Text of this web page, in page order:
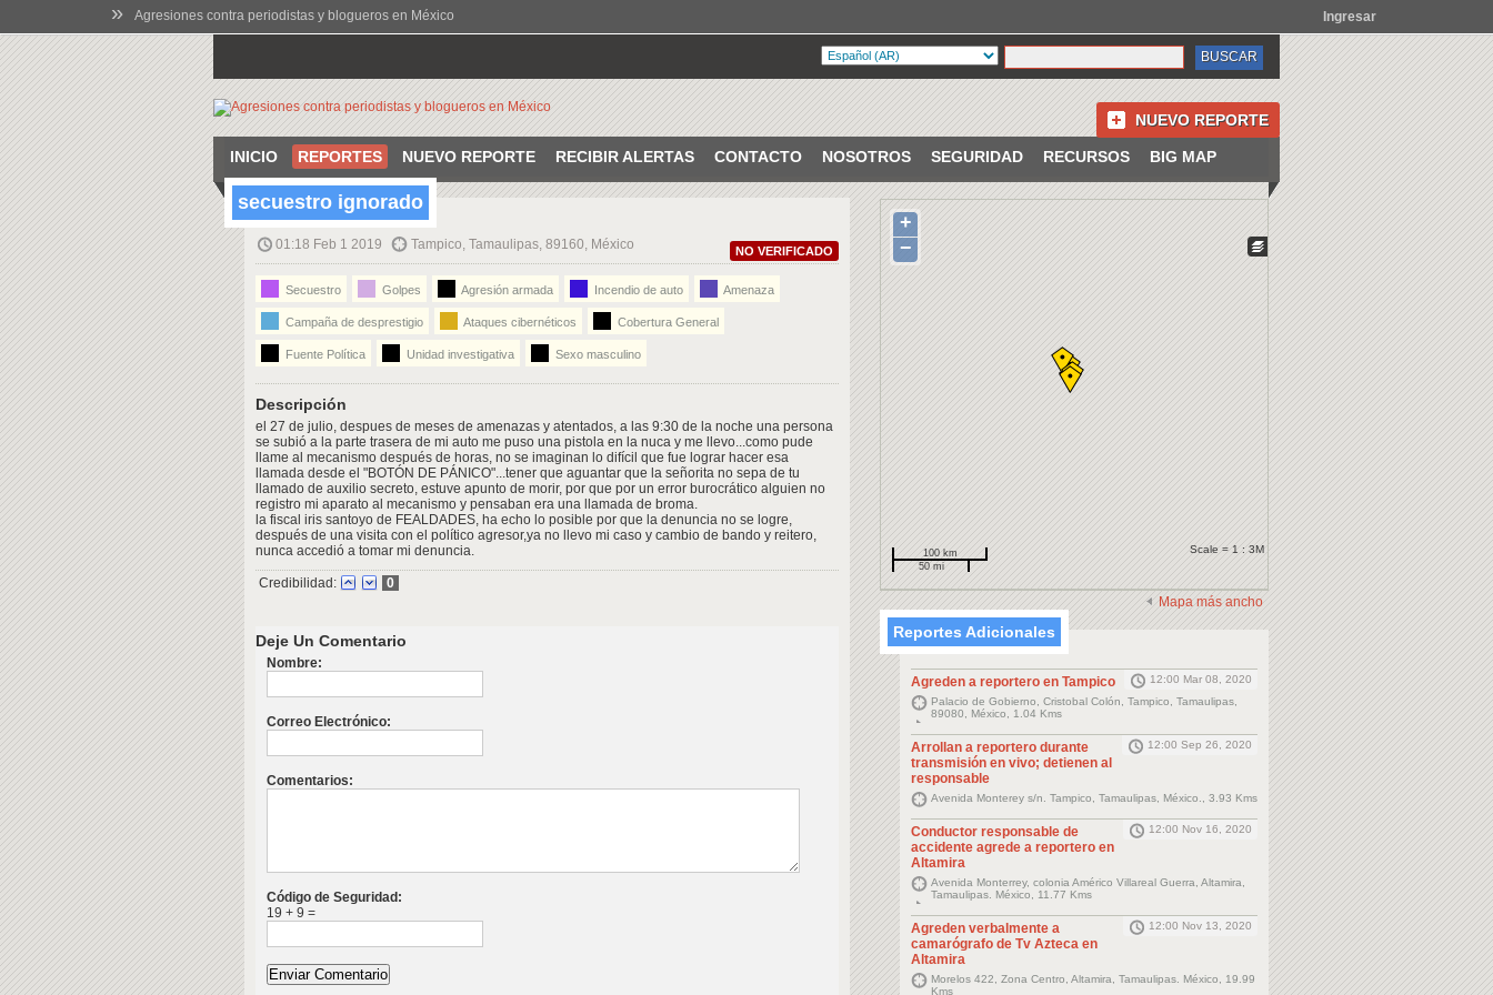
» Agresiones contra periodistas y blogueros en México Ingresar
NUEVO REPORTE
INICIO REPORTES NUEVO REPORTE RECIBIR ALERTAS CONTACTO NOSOTROS SEGURIDAD RECURSOS BIG MAP
NO VERIFICADO
secuestro ignorado
01:18 Feb 1 2019 Tampico, Tamaulipas, 89160, México
Secuestro Golpes Agresión armada Incendio de auto Amenaza
Campaña de desprestigio Ataques cibernéticos Cobertura General
Fuente Política Unidad investigativa Sexo masculino
Descripción
el 27 de julio, despues de meses de amenazas y atentados, a las 9:30 de la noche una persona
se subió a la parte trasera de mi auto me puso una pistola en la nuca y me llevo...como pude
llame al mecanismo después de horas, no se imaginan lo difícil que fue lograr hacer esa
llamada desde el "BOTÓN DE PÁNICO"...tener que aguantar que la señorita no sepa de tu
llamado de auxilio secreto, estuve apunto de morir, por que por un error burocrático alguien no
registro mi aparato al mecanismo y pensaban era una llamada de broma.
la fiscal iris santoyo de FEALDADES, ha echo lo posible por que la denuncia no se logre,
después de una visita con el político agresor,ya no llevo mi caso y cambio de bando y reitero,
nunca accedió a tomar mi denuncia.
Credibilidad: 0
Deje Un Comentario
Nombre:
Correo Electrónico:
Comentarios:
Código de Seguridad:
19 + 9 =
+
−
100 km
50 mi
Scale = 1 : 3M
Mapa más ancho
Reportes Adicionales
Agreden a reportero en Tampico
12:00 Mar 08, 2020
Palacio de Gobierno, Cristobal Colón, Tampico, Tamaulipas,
89080, México, 1.04 Kms
Arrollan a reportero durante
transmisión en vivo; detienen al
responsable
12:00 Sep 26, 2020
Avenida Monterey s/n. Tampico, Tamaulipas, México., 3.93 Kms
Conductor responsable de
accidente agrede a reportero en
Altamira
12:00 Nov 16, 2020
Avenida Monterrey, colonia Américo Villareal Guerra, Altamira,
Tamaulipas. México, 11.77 Kms
Agreden verbalmente a
camarógrafo de Tv Azteca en
Altamira
12:00 Nov 13, 2020
Morelos 422, Zona Centro, Altamira, Tamaulipas. México, 19.99
Kms